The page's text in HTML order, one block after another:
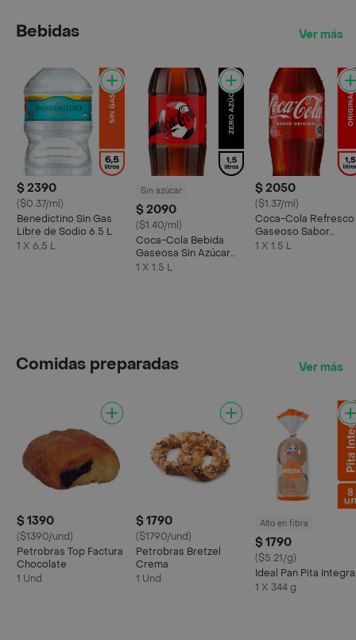
Bebidas Ver más
$ 2390
($0.37/ml)
Benedictino Sin Gas
Libre de Sodio 6.5 L
1 X 6,5 L
Sin azúcar
$ 2090
($1.40/ml)
Coca-Cola Bebida
Gaseosa Sin Azúcar
1.5 L
1 X 1.5 L
$ 2050
($1.37/ml)
Coca-Cola Refresco
Gaseoso Sabor
Original 1.5 L
1 X 1.5 L
Comidas preparadas Ver más
$ 1390
($1390/und)
Petrobras Top Factura
Chocolate
1 Und
$ 1790
($1790/und)
Petrobras Bretzel
Crema
1 Und
Alto en fibra
$ 1790
($5.21/g)
Ideal Pan Pita
1 X 344 g